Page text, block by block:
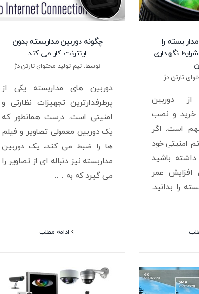
بسته را
نگهداری
تارتن دژ
از دوربین
خرید و نصب
است. اگر
امنیتی خود
داشته باشید
افزایش عمر
را بدانید.
چگونه دوربین مداربسته بدون
اینترنت کار می کند
توسط: تیم تولید محتوای تارتن دژ
دوربین های مداربسته یکی از
پرطرفدارترین تجهیزات نظارتی و
امنیتی است. درست همانطور که
یک دوربین معمولی تصاویر و فیلم
ها را ضبط می کند، یک دوربین
مداربسته نیز دنباله ای از تصاویر را
می گیرد که به ….
ادامه مطلب